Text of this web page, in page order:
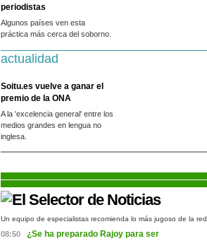
periodistas
Algunos países ven esta
práctica más cerca del soborno.
actualidad
Soitu.es vuelve a ganar el
premio de la ONA
A la 'excelencia general' entre los
medios grandes en lengua no
inglesa.
Un equipo de especialistas recomienda lo más jugoso de la red
08:50
¿Se ha preparado Rajoy para ser